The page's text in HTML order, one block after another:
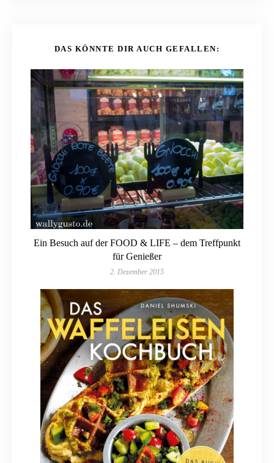
DAS KÖNNTE DIR AUCH GEFALLEN:
Ein Besuch auf der FOOD & LIFE – dem Treffpunkt
für Genießer
2. Dezember 2015